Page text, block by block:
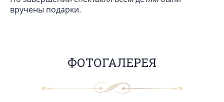
вручены подарки.
ФОТОГАЛЕРЕЯ